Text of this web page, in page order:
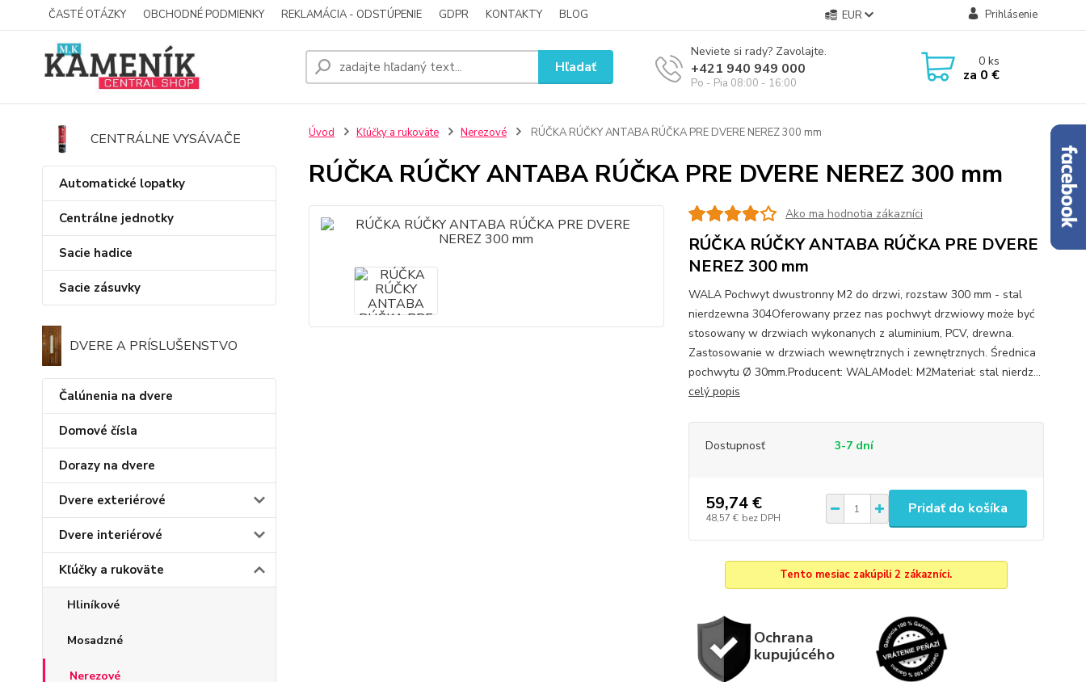
ČASTÉ OTÁZKY OBCHODNÉ PODMIENKY REKLAMÁCIA - ODSTÚPENIE GDPR KONTAKTY BLOG EUR Prihlásenie
Hľadať
Neviete si rady? Zavolajte.
+421 940 949 000
Po - Pia 08:00 - 16:00
0ks
za 0 €
CENTRÁLNE VYSÁVAČE
Automatické lopatky
Centrálne jednotky
Sacie hadice
Sacie zásuvky
DVERE A PRÍSLUŠENSTVO
Čalúnenia na dvere
Domové čísla
Dorazy na dvere
Dvere exteriérové
Dvere interiérové
Kľúčky a rukoväte
Hliníkové
Mosadzné
Nerezové
Úvod Kľúčky a rukoväte Nerezové RÚČKA RÚČKY ANTABA RÚČKA PRE DVERE NEREZ 300 mm
RÚČKA RÚČKY ANTABA RÚČKA PRE DVERE NEREZ 300 mm
Ako ma hodnotia zákazníci
RÚČKA RÚČKY ANTABA RÚČKA PRE DVERE
NEREZ 300 mm
WALA Pochwyt dwustronny M2 do drzwi, rozstaw 300 mm - stal
nierdzewna 304Oferowany przez nas pochwyt drzwiowy może być
stosowany w drzwiach wykonanych z aluminium, PCV, drewna.
Zastosowanie w drzwiach wewnętrznych i zewnętrznych. Średnica
pochwytu Ø 30mm.Producent: WALAModel: M2Materiał: stal nierdz...
celý popis
Dostupnosť 3-7 dní
59,74 €
48,57 € bez DPH
Pridať do košíka
Tento mesiac zakúpili 2 zákazníci.
Ochrana
kupujúcého